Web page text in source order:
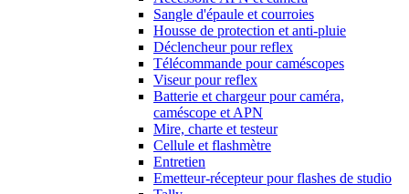
Sangle d'épaule et courroies
Housse de protection et anti-pluie
Déclencheur pour reflex
Télécommande pour caméscopes
Viseur pour reflex
Batterie et chargeur pour caméra,
caméscope et APN
Mire, charte et testeur
Cellule et flashmètre
Entretien
Emetteur-récepteur pour flashes de studio